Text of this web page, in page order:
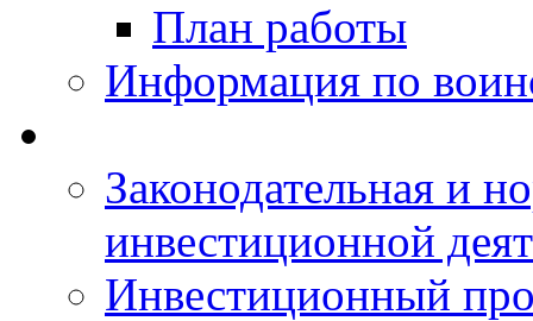
План работы
Информация по
Законодательная и
инвестиционной
Инвестиционный